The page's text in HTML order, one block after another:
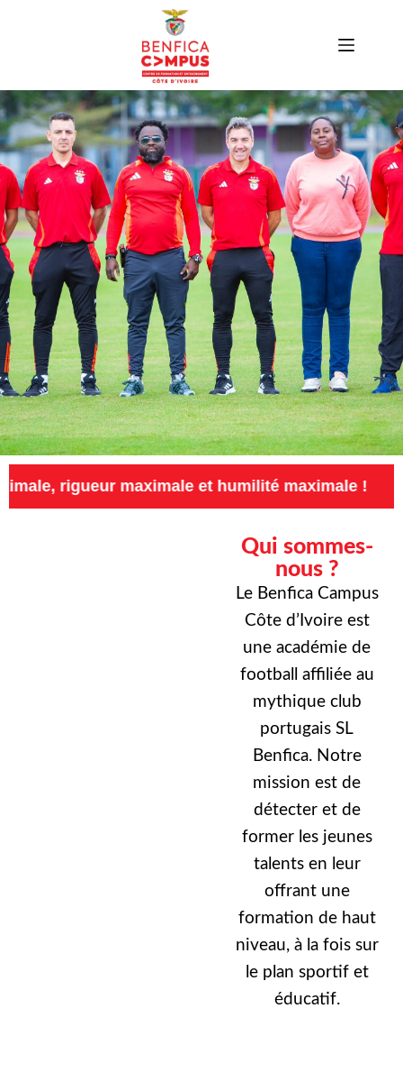
maximale et humilité maximale !
Qui sommes-
nous ?
Le Benfica Campus
Côte d’Ivoire est
une académie de
football affiliée au
mythique club
portugais SL
Benfica. Notre
mission est de
détecter et de
former les jeunes
talents en leur
offrant une
formation de haut
niveau, à la fois sur
le plan sportif et
éducatif.